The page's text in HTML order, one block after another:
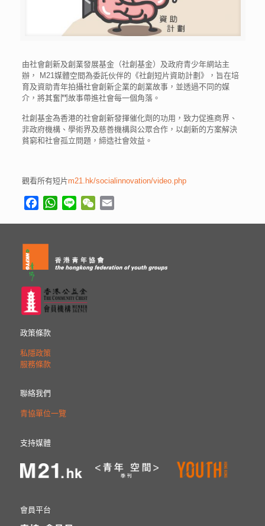
由社會創新及創業發展基金（社創基金）及政府青少年網站主
辦， M21媒體空間為委託伙伴的《社創短片資助計劃》，旨在培
育及資助青年拍攝社會創新企業的創業故事，並透過不同的媒
介，將其奮鬥故事帶進社會每一個角落。
社創基金為香港的社會創新發揮催化劑的功用，致力促進商界、
非政府機構、學術界及慈善機構與公眾合作，以創新的方案解決
貧窮和社會孤立問題，締造社會效益。
觀看所有短片m21.hk/socialinnovation/video.php
FacebookWhatsApp
Line WeChat
政策條款
私隱政策
服務條款
聯絡我們
青協單位一覽
支持媒體
會員平台